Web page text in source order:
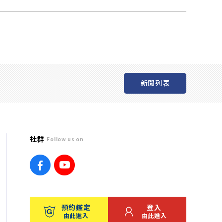
新聞列表
社群 Follow us on
預約鑑定
由此進入
登入
由此進入